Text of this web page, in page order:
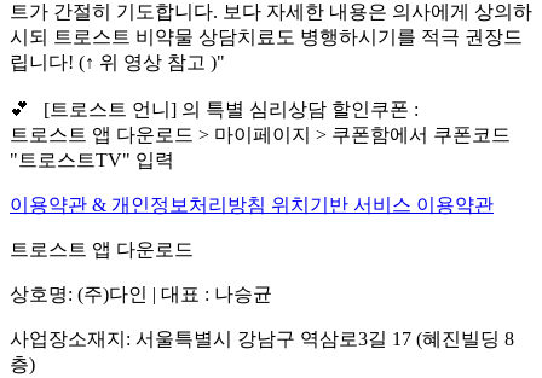
트가 간절히 기도합니다. 보다 자세한 내용은 의사에게 상의하
시되 트로스트 비약물 상담치료도 병행하시기를 적극 권장드
립니다! (↑ 위 영상 참고 )"
💕 [트로스트 언니] 의 특별 심리상담 할인쿠폰 :
트로스트 앱 다운로드 > 마이페이지 > 쿠폰함에서 쿠폰코드
"트로스트TV" 입력
이용약관 & 개인정보처리방침 위치기반 서비스 이용약관
트로스트 앱 다운로드
상호명: (주)다인 | 대표 : 나승균
사업장소재지: 서울특별시 강남구 역삼로3길 17 (혜진빌딩 8
층)